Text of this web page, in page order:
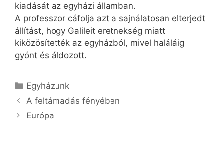
kiadását az egyházi államban.
A professzor cáfolja azt a sajnálatosan elterjedt
állítást, hogy Galileit eretnekség miatt
kiközösítették az egyházból, mivel haláláig
gyónt és áldozott.
Kategória
Egyházunk
A feltámadás fényében
Európa